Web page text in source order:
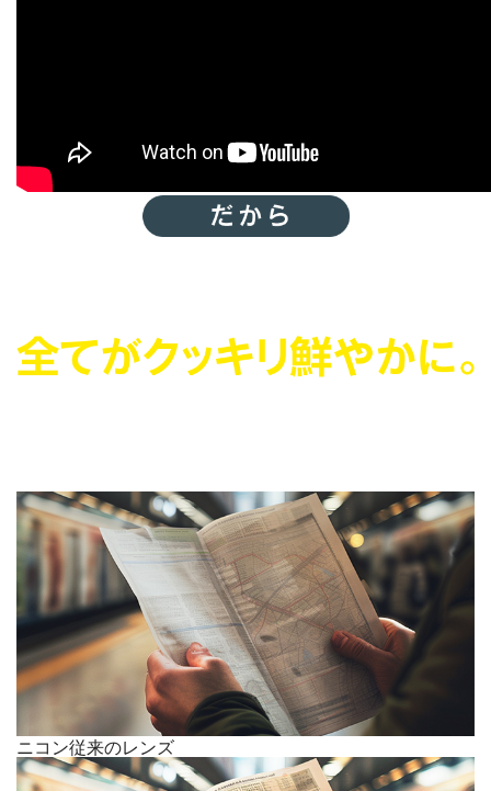
ニコン従来のレンズ